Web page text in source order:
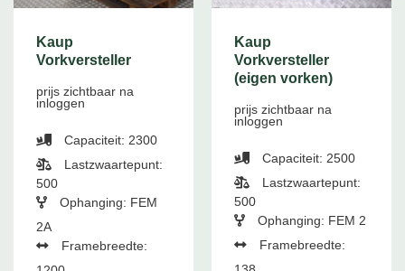
Kaup
Vorkversteller
prijs zichtbaar na
inloggen
Capaciteit: 2300
Lastzwaartepunt:
500
Ophanging: FEM
2A
Framebreedte:
Kaup
Vorkversteller
(eigen vorken)
prijs zichtbaar na
inloggen
Capaciteit: 2500
Lastzwaartepunt:
500
Ophanging: FEM 2
Framebreedte: